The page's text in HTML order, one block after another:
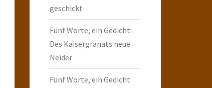
geschickt
Fünf Worte, ein Gedicht:
Des Kaisergranats neue
Neider
Fünf Worte, ein Gedicht: